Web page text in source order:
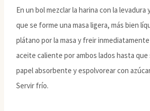
En un bol mezclar la harina con la levadura
que se forme una masa ligera, más bien
plátano por la masa y freir
aceite caliente por ambos lados hasta que
papel absorbente y espolvorear con
Servir frío.